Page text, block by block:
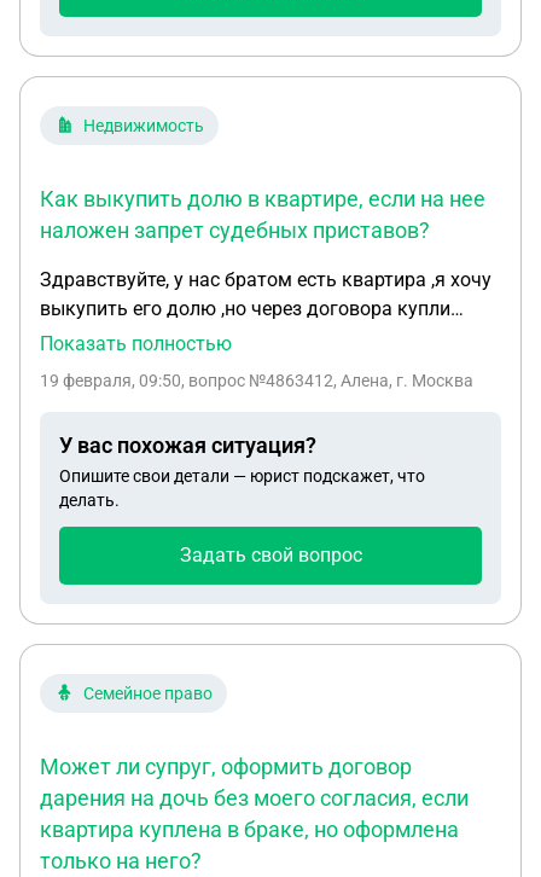
Недвижимость
Как выкупить долю в квартире, если на нее
наложен запрет судебных приставов?
Здравствуйте, у нас братом есть квартира ,я хочу
выкупить его долю ,но через договора купли
продажи не могу,тк на его доли стоит
правильно составить расписку о получении
потом можно было через суд доказать,что это
был договор купли продажи.
Показать полностью
19 февраля, 09:50, вопрос №4863412, Алена, г. Москва
У вас похожая ситуация?
Опишите свои детали — юрист подскажет, что
делать.
Задать свой вопрос
Семейное право
Может ли супруг, оформить договор
дарения на дочь без моего согласия, если
квартира куплена в браке, но оформлена
только на него?